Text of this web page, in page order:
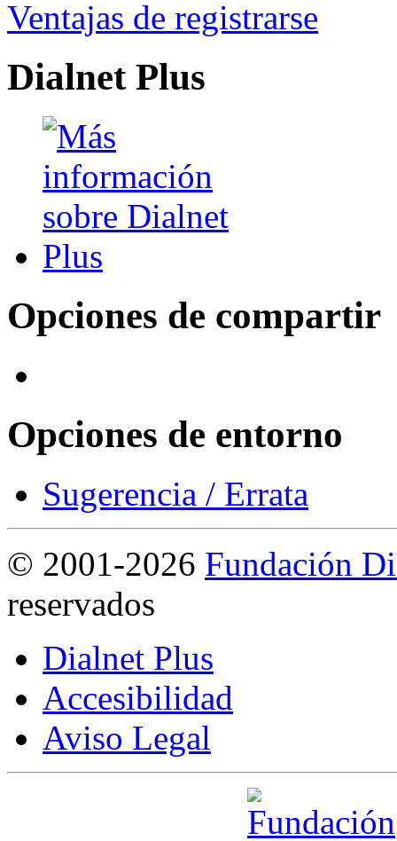
Ventajas de registrarse
Dialnet Plus
Opciones de compartir
Opciones de entorno
Sugerencia / Errata
© 2001-2026 Fundación
reservados
Dialnet Plus
Accesibilidad
Aviso Legal